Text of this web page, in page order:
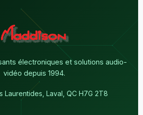
électroniques et solutions audio-
vidéo depuis 1994.
Laurentides, Laval, QC H7G 2T8